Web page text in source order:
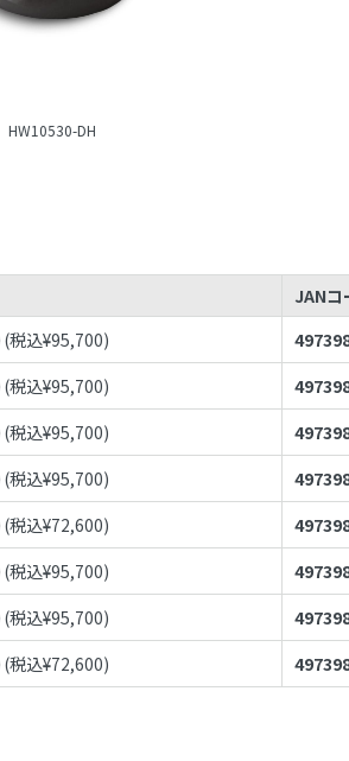
HW10530-DH
JANコ
(税込¥95,700)
(税込¥95,700)
(税込¥95,700)
(税込¥95,700)
(税込¥72,600)
(税込¥95,700)
(税込¥95,700)
(税込¥72,600)